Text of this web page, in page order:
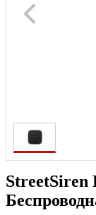
StreetSiren